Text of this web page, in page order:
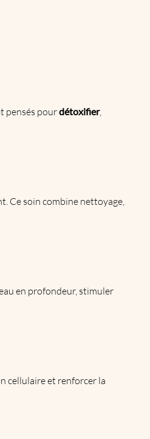
pensés pourdétoxifier,
Ce soin combine nettoyage,
en profondeur, stimuler
cellulaire et renforcer la